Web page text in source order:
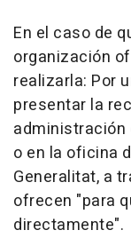
En el caso de
organización
realizarla: Por
presentar la
administración
o en la oficina
Generalitat, a
ofrecen "para
directamente".